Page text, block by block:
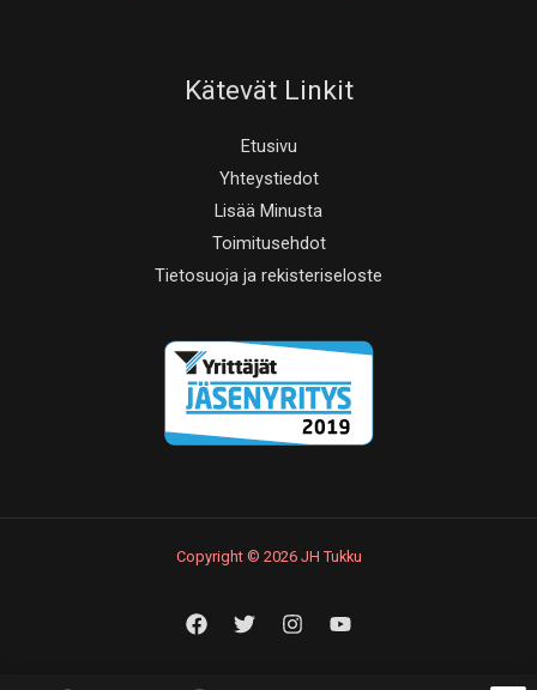
Kätevät Linkit
Etusivu
Yhteystiedot
Lisää Minusta
Toimitusehdot
Tietosuoja ja rekisteriseloste
Copyright © 2026 JH Tukku